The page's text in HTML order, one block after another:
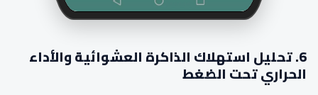
6. تحليل استهلاك الذاكرة العشوائية والأداء
الحراري تحت الضغط